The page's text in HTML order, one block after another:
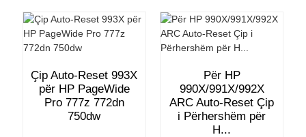
Çip Auto-Reset 993X
për HP PageWide
Pro 777z 772dn
750dw
Për HP
990X/991X/992X
ARC Auto-Reset Çip
i Përhershëm për
H...